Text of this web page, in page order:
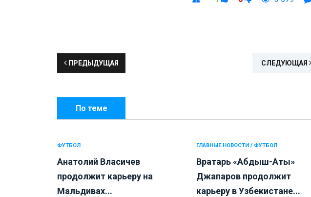
ПРЕДЫДУЩАЯ СЛЕДУЮЩАЯ
По теме
ФУТБОЛ
Анатолий Власичев
продолжит карьеру на
Мальдивах...
ГЛАВНЫЕ НОВОСТИ / ФУТБОЛ
Вратарь «Абдыш-Аты»
Джапаров продолжит
карьеру в Узбекистане...